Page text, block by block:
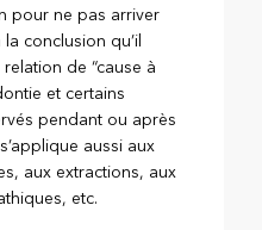
pour ne pas arriver
conclusion qu’il
de “cause à
et certains
pendant ou après
aussi aux
aux extractions, aux
etc.